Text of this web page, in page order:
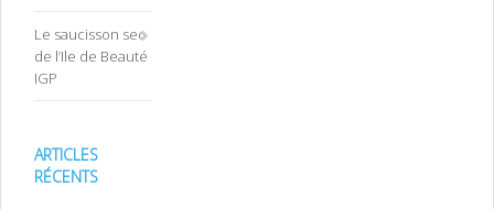
Le saucisson sec
de l’Ile de Beauté
IGP
ARTICLES
RÉCENTS